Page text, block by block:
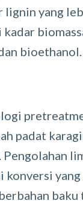
yang
bioethanol.
padat